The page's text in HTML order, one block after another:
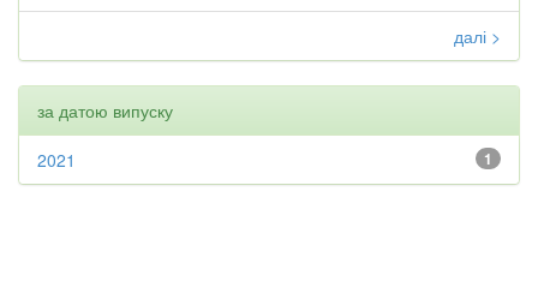
далі >
за датою випуску
1
2021